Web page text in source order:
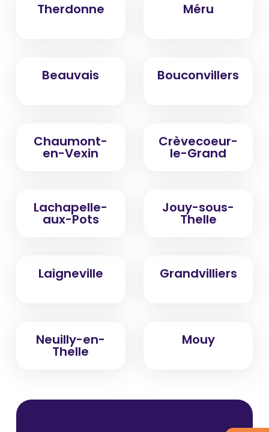
Therdonne Méru
Beauvais Bouconvillers
Chaumont-
en-Vexin
Crèvecoeur-
le-Grand
Lachapelle-
aux-Pots
Jouy-sous-
Thelle
Laigneville Grandvilliers
Neuilly-en-
Thelle
Mouy